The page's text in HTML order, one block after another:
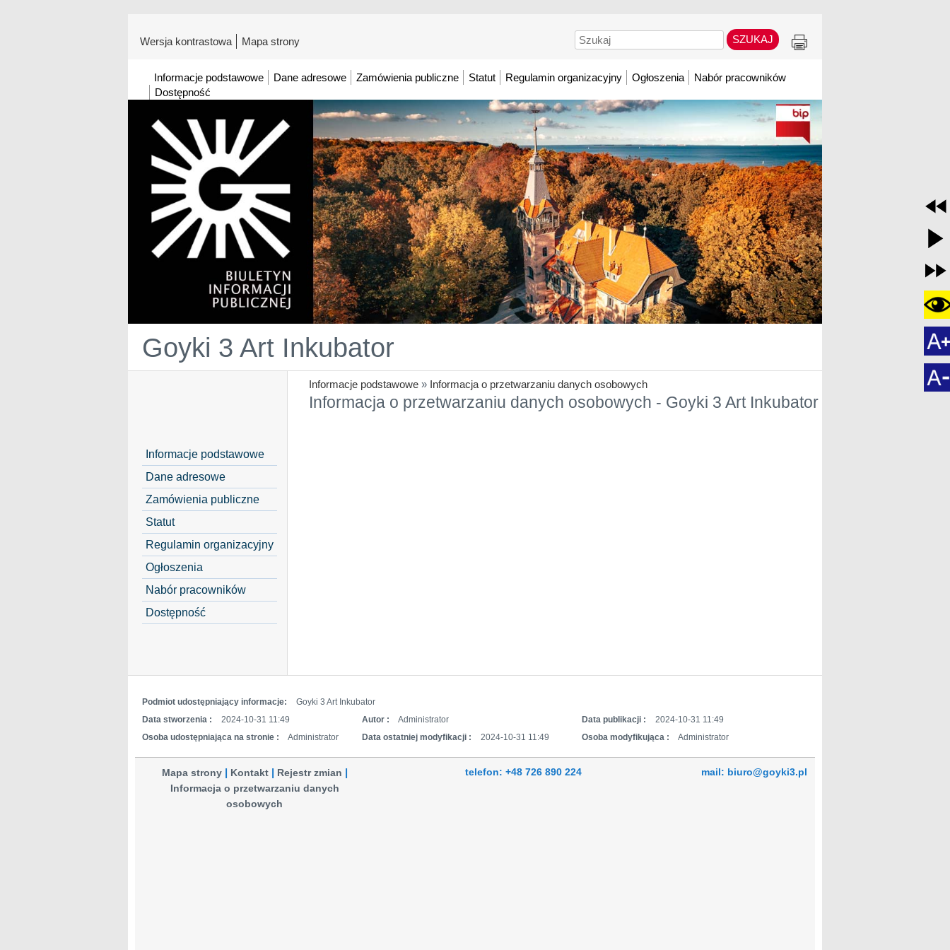
Wersja kontrastowa Mapa strony Szukaj
Informacje podstawowe Dane adresowe Zamówienia publiczne Statut Regulamin organizacyjny Ogłoszenia
Nabór pracowników
Dostępność
Goyki 3 Art Inkubator
Informacje podstawowe » Informacja o przetwarzaniu danych osobowych
Informacja o przetwarzaniu danych osobowych - Goyki 3 Art Inkubator
Informacje podstawowe
Dane adresowe
Zamówienia publiczne
Statut
Regulamin organizacyjny
Ogłoszenia
Nabór pracowników
Dostępność
Podmiot udostępniający informacje:
Goyki 3 Art Inkubator
Data stworzenia :
2024-10-31 11:49 Autor : Administrator Data publikacji :
2024-10-31 11:49
Osoba udostępniająca na stronie :
Administrator Data ostatniej modyfikacji : 2024-10-31 11:49 Osoba modyfikująca : Administrator
Mapa strony Kontakt
Rejestr zmian
Informacja o przetwarzaniu danych
osobowych
telefon: +48 726 890 224 mail: biuro@goyki3.pl